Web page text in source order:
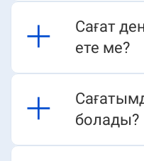
Сағат
ете ме?​​​​
болады?​​​​